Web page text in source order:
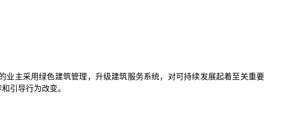
主采用绿色建筑管理，升级建筑服务系统，对可持续发展起着至关重要
引导行为改变。